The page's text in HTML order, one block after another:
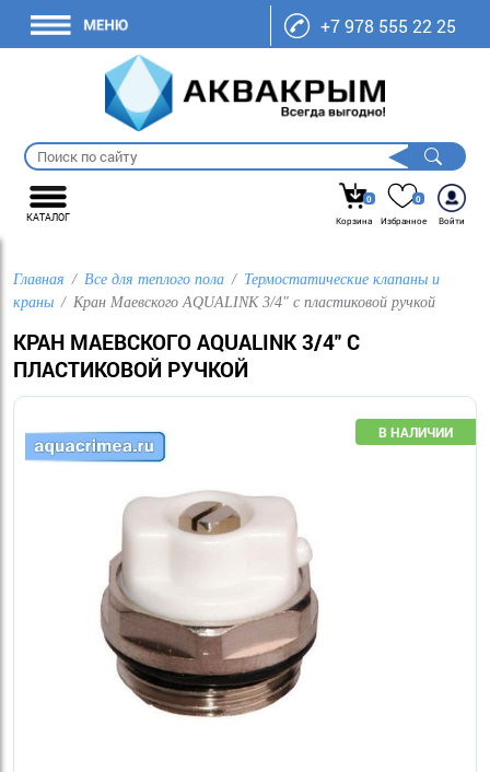
+7 978 555 22 25
КАТАЛОГ
0
Корзина
0
Избранное
Войти
Главная Все для теплого пола
Термостатические клапаны и
краны
Кран Маевского AQUALINK 3/4" с пластиковой ручкой
КРАН МАЕВСКОГО AQUALINK 3/4" С
ПЛАСТИКОВОЙ РУЧКОЙ